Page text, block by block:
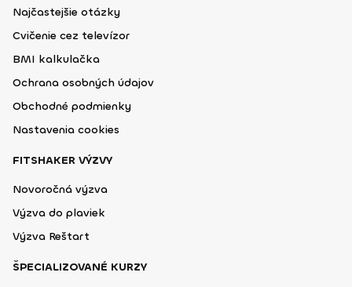
Najčastejšie otázky
Cvičenie cez televízor
BMI kalkulačka
Ochrana osobných údajov
Obchodné podmienky
Nastavenia cookies
FITSHAKER VÝZVY
Novoročná výzva
Výzva do plaviek
Výzva Reštart
ŠPECIALIZOVANÉ KURZY